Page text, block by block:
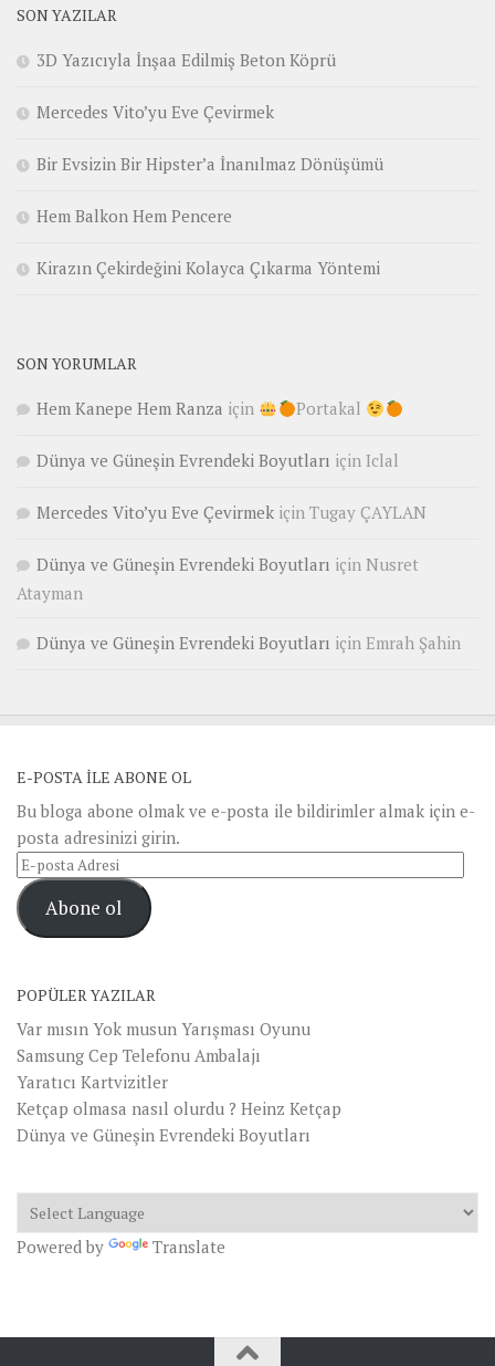
SON YAZILAR
3D Yazıcıyla İnşaa Edilmiş Beton Köprü
Mercedes Vito’yu Eve Çevirmek
Bir Evsizin Bir Hipster’a İnanılmaz Dönüşümü
Hem Balkon Hem Pencere
Kirazın Çekirdeğini Kolayca Çıkarma Yöntemi
SON YORUMLAR
Hem Kanepe Hem Ranza için Portakal
Dünya ve Güneşin Evrendeki Boyutları için Iclal
Mercedes Vito’yu Eve Çevirmek için Tugay ÇAYLAN
Dünya ve Güneşin Evrendeki Boyutları için Nusret
Atayman
Dünya ve Güneşin Evrendeki Boyutları için Emrah Şahin
E-POSTA ILE ABONE OL
Bu bloga abone olmak ve e-posta ile bildirimler almak için e-
posta adresinizi girin.
E-
posta
AdresiAbone ol
POPÜLER YAZILAR
Var mısın Yok musun Yarışması Oyunu
Samsung Cep Telefonu Ambalajı
Yaratıcı Kartvizitler
Ketçap olmasa nasıl olurdu ? Heinz Ketçap
Dünya ve Güneşin Evrendeki Boyutları
Powered by Translate